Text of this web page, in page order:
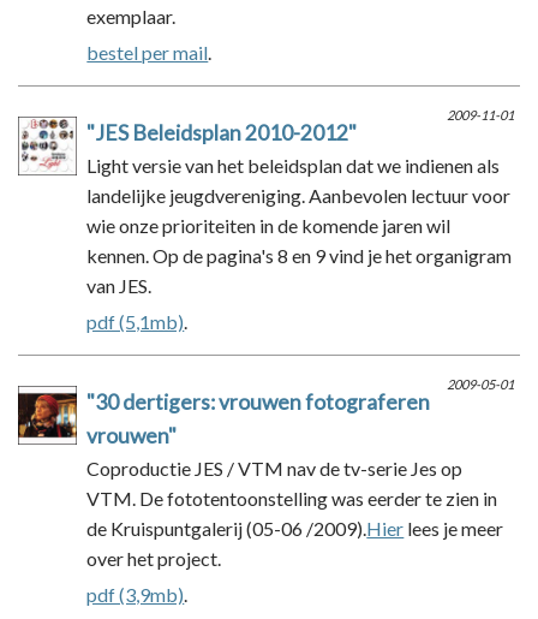
exemplaar.
bestel per mail.
2009-11-01
"JES Beleidsplan 2010-2012"
Light versie van het beleidsplan dat we indienen als
landelijke jeugdvereniging. Aanbevolen lectuur voor
wie onze prioriteiten in de komende jaren wil
kennen. Op de pagina's 8 en 9 vind je het organigram
van JES.
pdf (5,1mb).
2009-05-01
"30 dertigers: vrouwen fotograferen
vrouwen"
Coproductie JES / VTM nav de tv-serie Jes op
VTM. De fototentoonstelling was eerder te zien in
de Kruispuntgalerij (05-06 /2009).Hier lees je meer
over het project.
pdf (3,9mb).